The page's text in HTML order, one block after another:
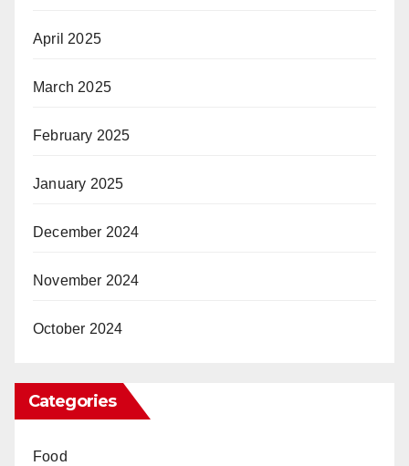
April 2025
March 2025
February 2025
January 2025
December 2024
November 2024
October 2024
Categories
Food